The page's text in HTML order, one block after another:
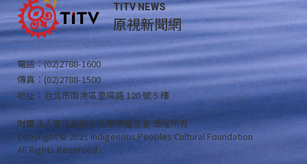
TITV NEWS
原視新聞網
電話：(02)2788-1600
傳真：(02)2788-1500
地址：台北市南港區重陽路 120 號 5 樓
財團法人原住民族文化事業基金會 版權所有
Copyright © 2021 Indigenous Peoples Cultural Foundation
All Rights Reserved .